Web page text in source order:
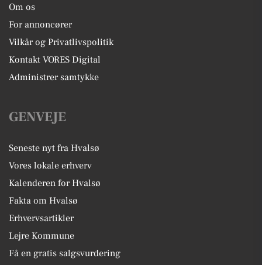
Om os
For annoncører
Vilkår og Privatlivspolitik
Kontakt VORES Digital
Administrer samtykke
GENVEJE
Seneste nyt fra Hvalsø
Vores lokale erhverv
Kalenderen for Hvalsø
Fakta om Hvalsø
Erhvervsartikler
Lejre Kommune
Få en gratis salgsvurdering